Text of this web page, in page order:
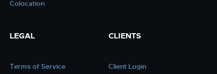
Colocation
LEGAL
Terms of Service
CLIENTS
Client Login